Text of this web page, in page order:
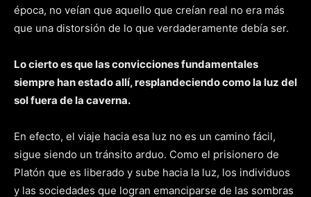
época, no veían que aquello que creían real no era más
que una distorsión de lo que verdaderamente debía ser.
Lo cierto es que las convicciones fundamentales
siempre han estado allí, resplandeciendo como la luz del
sol fuera de la caverna.
En efecto, el viaje hacia esa luz no es un camino fácil,
sigue siendo un tránsito arduo. Como el prisionero de
Platón que es liberado y sube hacia la luz, los individuos
y las sociedades que logran emanciparse de las sombras